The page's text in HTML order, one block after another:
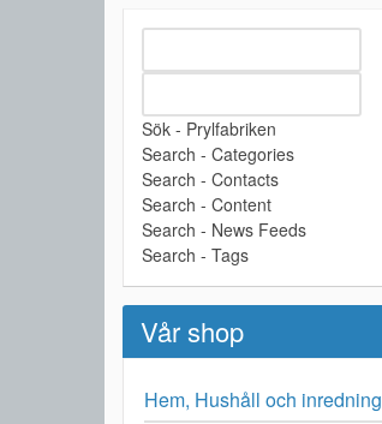
Sök - Prylfabriken
Search - Categories
Search - Contacts
Search - Content
Search - News Feeds
Search - Tags
Vår shop
Hem, Hushåll och inredning